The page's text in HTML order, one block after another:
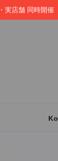
実店舗 同時開催